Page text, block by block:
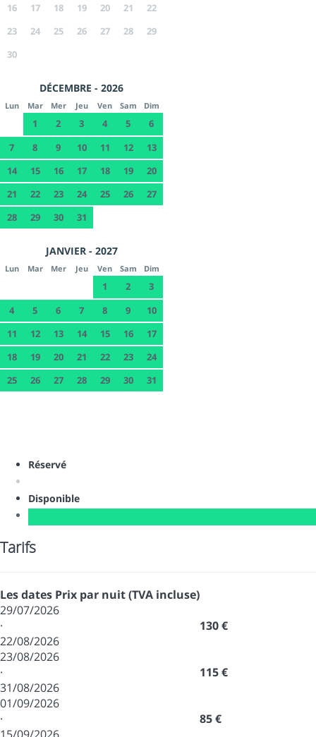
16
17 18 19 20 21
22
23
24 25 26 27 28
29
30
DÉCEMBRE - 2026
Lun Mar Mer Jeu Ven Sam Dim
1 2 3 4 5
6
7
8 9 10 11 12
13
14
15 16 17 18 19
20
21
22 23 24 25 26
27
28
29 30 31
JANVIER - 2027
Lun Mar Mer Jeu Ven Sam Dim
1 2
3
4
5 6 7 8 9
10
11
12 13 14 15 16
17
18
19 20 21 22 23
24
25
26 27 28 29 30 31
Réservé
Disponible
Tarifs
Les dates Prix par nuit (TVA incluse)
29/07/2026
·
22/08/2026
130 €
23/08/2026
·
31/08/2026
115 €
01/09/2026
·
85 €